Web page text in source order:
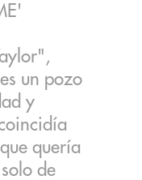
un pozo
y
quería
de